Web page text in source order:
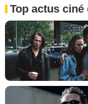
Top actus ciné